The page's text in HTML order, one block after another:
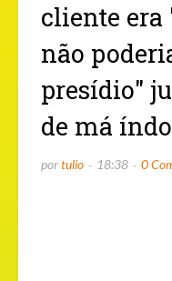
cliente era
não
presídio"
de má
portulio 18:38 0